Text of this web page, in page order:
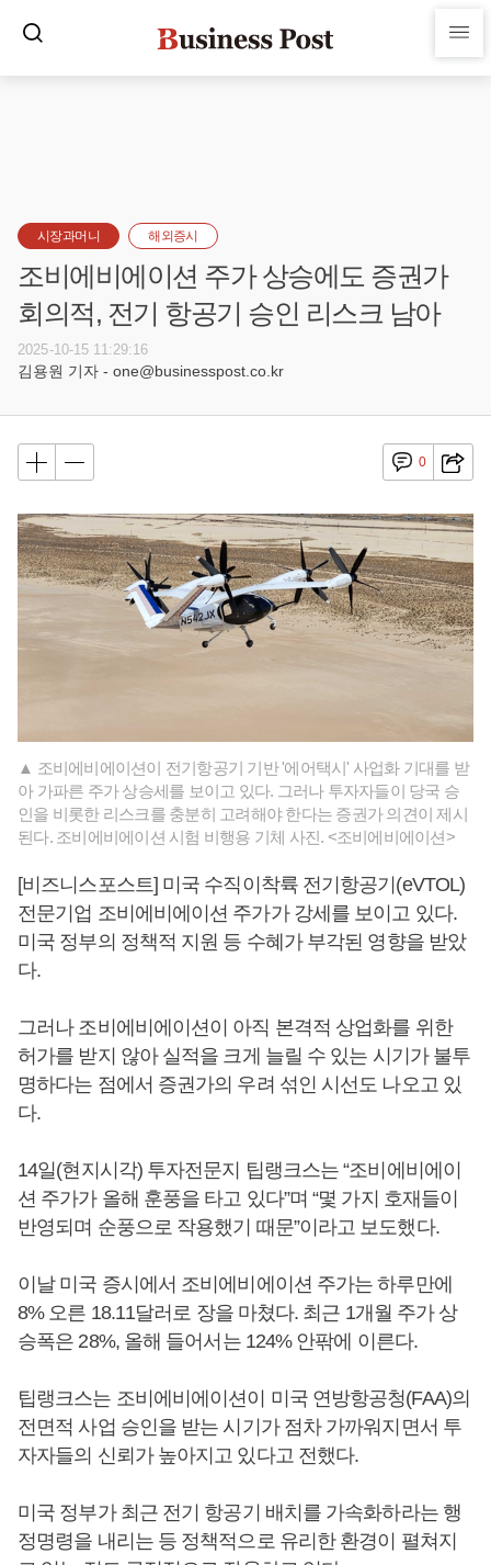
시장과머니 해외증시
조비에비에이션 주가 상승에도 증권가
회의적, 전기 항공기 승인 리스크 남아
2025-10-15 11:29:16
김용원 기자 - one@businesspost.co.kr
0
▲ 조비에비에이션이 전기항공기 기반 '에어택시' 사업화 기대를 받
아 가파른 주가 상승세를 보이고 있다. 그러나 투자자들이 당국 승
인을 비롯한 리스크를 충분히 고려해야 한다는 증권가 의견이 제시
된다. 조비에비에이션 시험 비행용 기체 사진. <조비에비에이션>
[비즈니스포스트] 미국 수직이착륙 전기항공기(eVTOL)
전문기업 조비에비에이션 주가가 강세를 보이고 있다.
미국 정부의 정책적 지원 등 수혜가 부각된 영향을 받았
다.
그러나 조비에비에이션이 아직 본격적 상업화를 위한
허가를 받지 않아 실적을 크게 늘릴 수 있는 시기가 불투
명하다는 점에서 증권가의 우려 섞인 시선도 나오고 있
다.
14일(현지시각) 투자전문지 팁랭크스는 “조비에비에이
션 주가가 올해 훈풍을 타고 있다”며 “몇 가지 호재들이
반영되며 순풍으로 작용했기 때문”이라고 보도했다.
이날 미국 증시에서 조비에비에이션 주가는 하루만에
8% 오른 18.11달러로 장을 마쳤다. 최근 1개월 주가 상
승폭은 28%, 올해 들어서는 124% 안팎에 이른다.
팁랭크스는 조비에비에이션이 미국 연방항공청(FAA)의
전면적 사업 승인을 받는 시기가 점차 가까워지면서 투
자자들의 신뢰가 높아지고 있다고 전했다.
미국 정부가 최근 전기 항공기 배치를 가속화하라는 행
정명령을 내리는 등 정책적으로 유리한 환경이 펼쳐지